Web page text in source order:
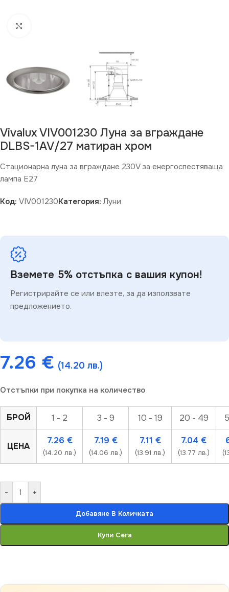
Vivalux VIV001230 Луна за вграждане
DLBS-1AV/27 матиран хром
Стационарна луна за вграждане 230V за енергоспестяваща
лампа Е27
Код: VIV001230Категория: Луни
Вземете 5% отстъпка с вашия купон!
Регистрирайте се или влезте, за да използвате
предложението.
7.26 € (14.20 лв.)
Отстъпки при покупка на количество
БРОЙ 1 - 2 3 - 9 10 - 19 20 - 49
ЦЕНА
7.26 €
(14.20 лв.)
7.19 €
(14.06 лв.)
7.11 €
(13.91 лв.)
7.04 €
(13.77 лв.)
- +
Добавяне В Количката
Купи Сега